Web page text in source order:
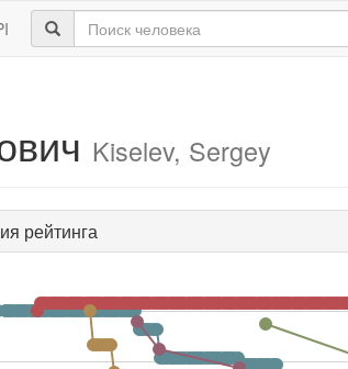
Kiselev, Sergey
рейтинга